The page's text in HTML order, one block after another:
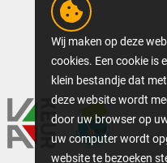
Wij maken op deze
cookies. Een cookie is
klein bestandje dat
deze website wordt
door uw browser op
uw computer wordt
website te bezoeken